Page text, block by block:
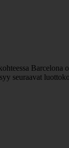
seuraavat